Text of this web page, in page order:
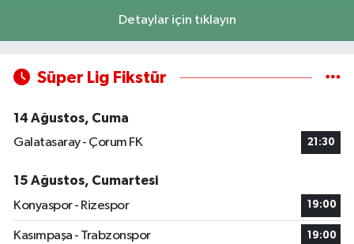
Detaylar için tıklayın
Süper Lig Fikstür
14 Ağustos, Cuma
Galatasaray - Çorum FK
21:30
15 Ağustos, Cumartesi
Konyaspor - Rizespor
19:00
Kasımpaşa - Trabzonspor 19:00